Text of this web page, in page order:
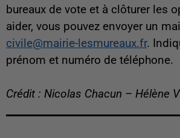
bureaux de vote et à clôturer les
aider, vous pouvez envoyer un
civile@mairie-lesmureaux.fr.
prénom et numéro de téléphone.
Crédit : Nicolas Chacun – Hélène